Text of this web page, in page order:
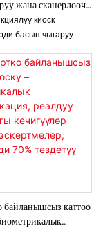
жана сканерлөөчү
киоск,
жүк түшүрүүчү
киоск
басып чыгаруу
бул аны
мекемелер, ыңгайлуу
бошотуучу порттор
кылат. Ал
тез жана
башкаруу жана
ыңгайлуу чечимди
байланышсыз каттоо